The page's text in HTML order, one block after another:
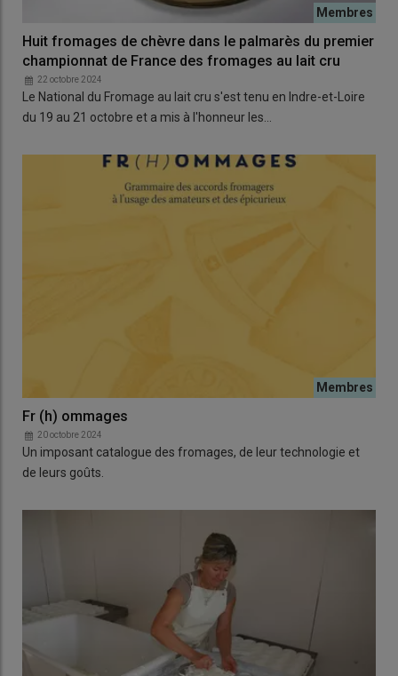
Huit fromages de chèvre dans le palmarès du premier
championnat de France des fromages au lait cru
22 octobre 2024
Le National du Fromage au lait cru s'est tenu en Indre-et-Loire
du 19 au 21 octobre et a mis à l'honneur les…
Fr (h) ommages
20 octobre 2024
Un imposant catalogue des fromages, de leur technologie et
de leurs goûts.